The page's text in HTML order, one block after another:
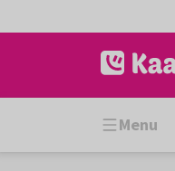
naar
Menu